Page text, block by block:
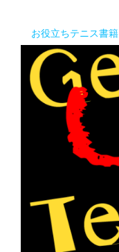
お役立ちテニス書籍